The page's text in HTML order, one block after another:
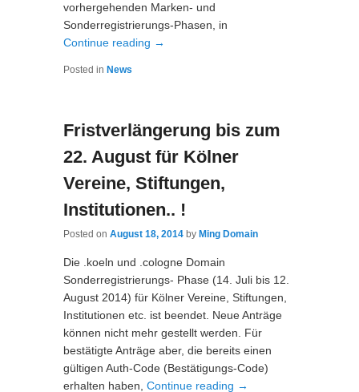
vorhergehenden Marken- und
Sonderregistrierungs-Phasen, in
Continue reading →
Posted in News
Fristverlängerung bis zum
22. August für Kölner
Vereine, Stiftungen,
Institutionen.. !
Posted on August 18, 2014 by Ming Domain
Die .koeln und .cologne Domain
Sonderregistrierungs- Phase (14. Juli bis 12.
August 2014) für Kölner Vereine, Stiftungen,
Institutionen etc. ist beendet. Neue Anträge
können nicht mehr gestellt werden. Für
bestätigte Anträge aber, die bereits einen
gültigen Auth-Code (Bestätigungs-Code)
erhalten haben, Continue reading →